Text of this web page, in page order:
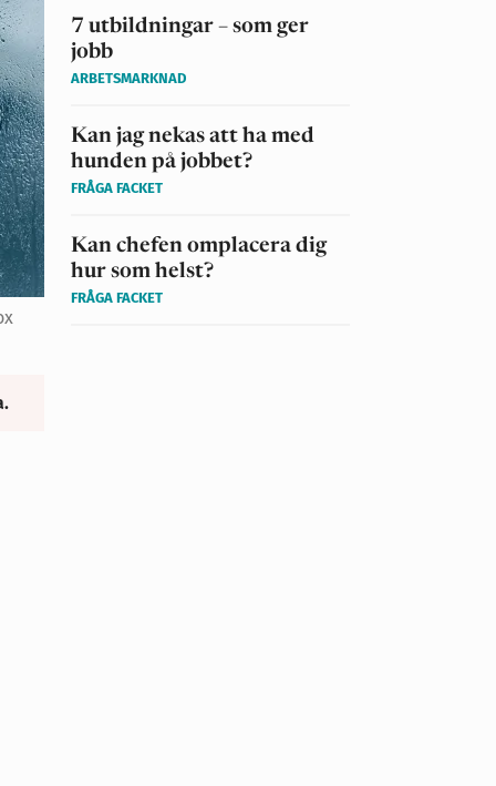
7 utbildningar – som ger
jobb
ARBETSMARKNAD
Kan jag nekas att ha med
hunden på jobbet?
FRÅGA FACKET
Kan chefen omplacera dig
hur som helst?
FRÅGA FACKET